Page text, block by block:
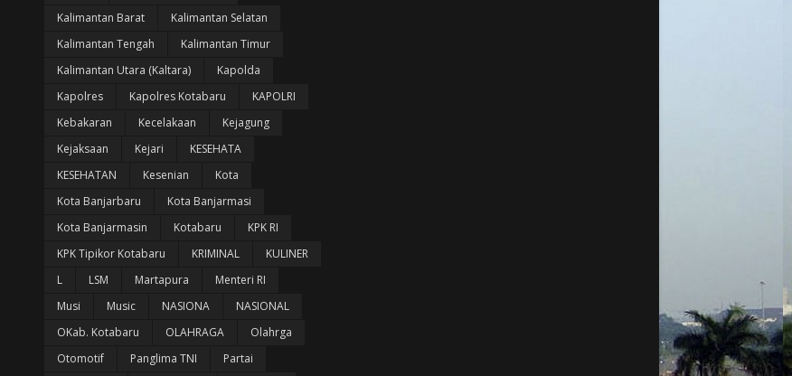
Kalimantan Barat
Kalimantan Selatan
Kalimantan Tengah
Kalimantan Timur
Kalimantan Utara (Kaltara)
Kapolda
Kapolres
Kapolres Kotabaru
KAPOLRI
Kebakaran
Kecelakaan
Kejagung
Kejaksaan
Kejari
KESEHATA
KESEHATAN
Kesenian
Kota
Kota Banjarbaru
Kota Banjarmasi
Kota Banjarmasin
Kotabaru
KPK RI
KPK Tipikor Kotabaru
KRIMINAL
KULINER
L
LSM Martapura
Menteri RI
Musi
Music NASIONA
NASIONAL
OKab. Kotabaru
OLAHRAGA
Olahrga
Otomotif
Panglima TNI Partai